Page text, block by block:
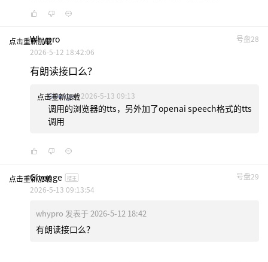
点击重新加载 号盘28
Whypro
2026-5-12 18:42:06
有朗读接口么？
点击重新加载
Givenge 2026-5-13 09:13
调用的浏览器的tts，另外加了openai speech格式的tts
调用
点击重新加载 号盘29
Givenge 楼主
2026-5-13 09:13:54
whypro 发表于 2026-5-12 18:42
有朗读接口么？